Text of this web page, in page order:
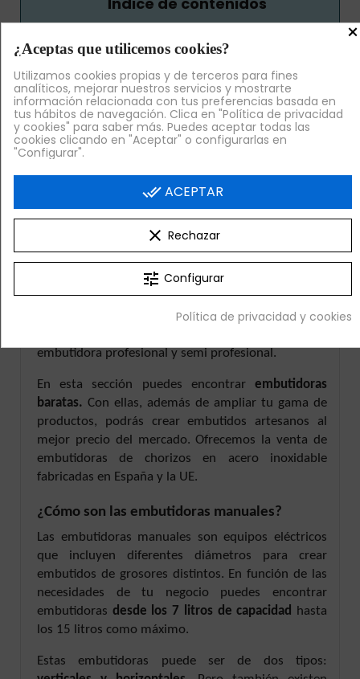
1Embutidora manual eléctrica para uso
profesional
¿Cómo son las embutidoras
manuales?
3¿Qué necesitas para crear embutidos
artesanos en tu negocio?
3.1Relleno
3.2Tripas
Embutidora manual eléctrica para uso
El uso de unaembutidora manualpermite elaborar
embutidos propios siguiendo recetas y procesos
artesanales. Una embutidora industrial es una
máquina imprescindible en la industria cárnica,
embutidora profesional y semi profesional.
En esta sección puedes encontrar embutidoras
baratas. Con ellas, además de ampliar tu gama de
productos, podrás crear embutidos artesanos al
mejor precio del mercado. Ofrecemos la venta de
embutidoras de chorizos en acero inoxidable
fabricadas en España y la UE.
¿Cómo son las embutidoras manuales?
Las embutidoras manuales son equipos eléctricos
que incluyen diferentes diámetros para crear
embutidos de grosores distintos. En función de las
necesidades de tu negocio puedes encontrar
embutidoras desde los 7 litros de capacidad
hasta
los 15 litros como máximo.
Estas embutidoras puede ser de dos tipos:
×
¿Aceptas que utilicemos cookies?
Utilizamos cookies propias y de terceros para fines
analíticos, mejorar nuestros servicios y mostrarte
información relacionada con tus preferencias basada en
tus hábitos de navegación. Clica en "Política de privacidad
y cookies" para saber más. Puedes aceptar todas las
cookies clicando en "Aceptar" o configurarlas en
"Configurar".
done_all ACEPTAR
clear Rechazar
tune Configurar
Política de privacidad y cookies